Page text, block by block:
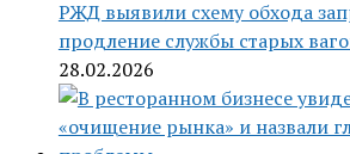
РЖД выявили схему обхода
продление службы старых
28.02.2026